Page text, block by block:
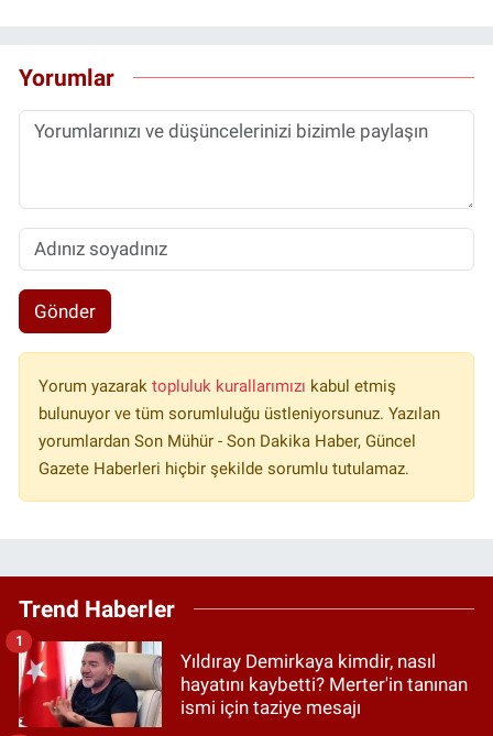
Yorumlar
Gönder
Yorum yazarak topluluk kurallarımızı kabul etmiş
bulunuyor ve tüm sorumluluğu üstleniyorsunuz. Yazılan
yorumlardan Son Mühür - Son Dakika Haber, Güncel
Gazete Haberleri hiçbir şekilde sorumlu tutulamaz.
Trend Haberler
Yıldıray Demirkaya kimdir, nasıl
hayatını kaybetti? Merter'in tanınan
ismi için taziye mesajı
1